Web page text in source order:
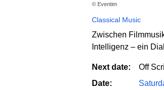
© Eventim
Classical Music
Zwischen
Intelligenz – ein
Next date:
Off
Date: